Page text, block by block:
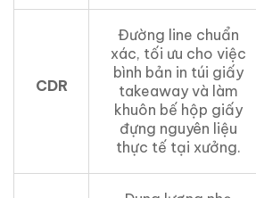
CDR
Đường line chuẩn
xác, tối ưu cho việc
bình bản in túi giấy
takeaway và làm
khuôn bế hộp giấy
đựng nguyên liệu
thực tế tại xưởng.